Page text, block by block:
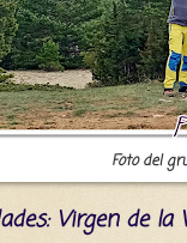
Foto del
Virgen de la